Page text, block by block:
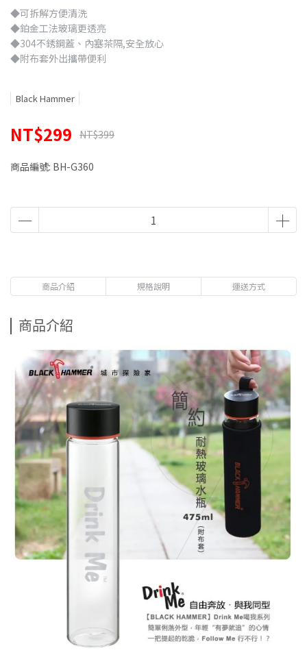
◆可拆解方便清洗
◆鉑金工法玻璃更透亮
◆304不銹鋼蓋、內塞茶隔,安全放心
◆附布套外出攜帶便利
Black Hammer
NT$299 NT$399
商品編號: BH-G360
商品介紹 規格說明 運送方式
商品介紹